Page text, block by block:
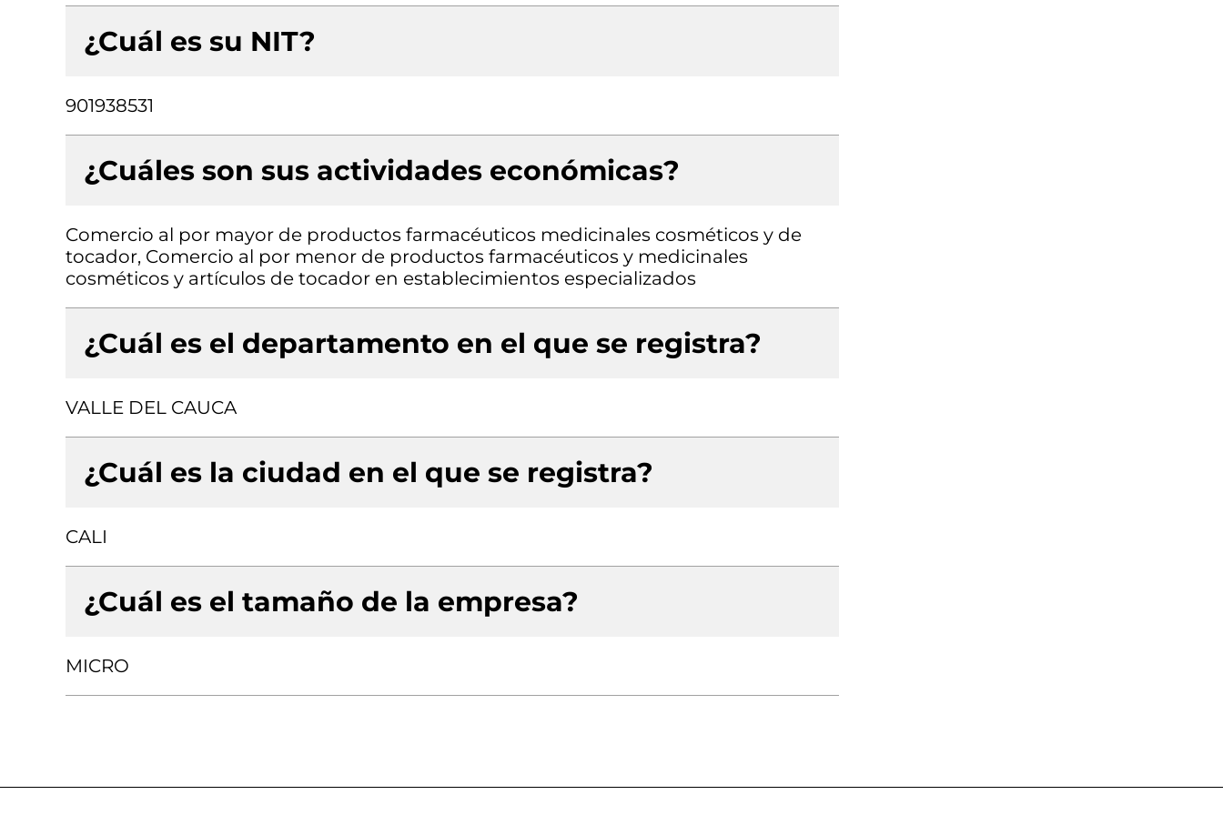
¿Cuál es su NIT?
901938531
¿Cuáles son sus actividades económicas?
Comercio al por mayor de productos farmacéuticos medicinales cosméticos y de
tocador, Comercio al por menor de productos farmacéuticos y medicinales
cosméticos y artículos de tocador en establecimientos especializados
¿Cuál es el departamento en el que se registra?
VALLE DEL CAUCA
¿Cuál es la ciudad en el que se registra?
CALI
¿Cuál es el tamaño de la empresa?
MICRO